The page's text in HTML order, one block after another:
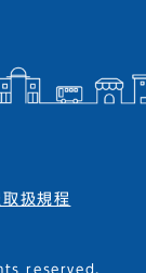
扱規程
reserved.